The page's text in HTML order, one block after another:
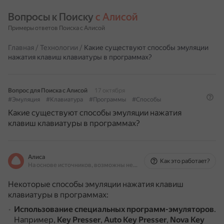
Вопросы к Поиску с Алисой
Примеры ответов Поиска с Алисой
Главная / Технологии / Какие существуют способы эмуляции
нажатия клавиш клавиатуры в программах?
Вопрос для Поиска с Алисой
17 октября
#Эмуляция
#Клавиатура #Программы #Способы
Какие существуют способы эмуляции нажатия
клавиш клавиатуры в программах?
Алиса
На основе источников, возможны неточности
Как это работает?
Некоторые способы эмуляции нажатия клавиш
клавиатуры в программах:
Использование специальных программ-эмуляторов.
Например, Key Presser, Auto Key Presser, Nova Key